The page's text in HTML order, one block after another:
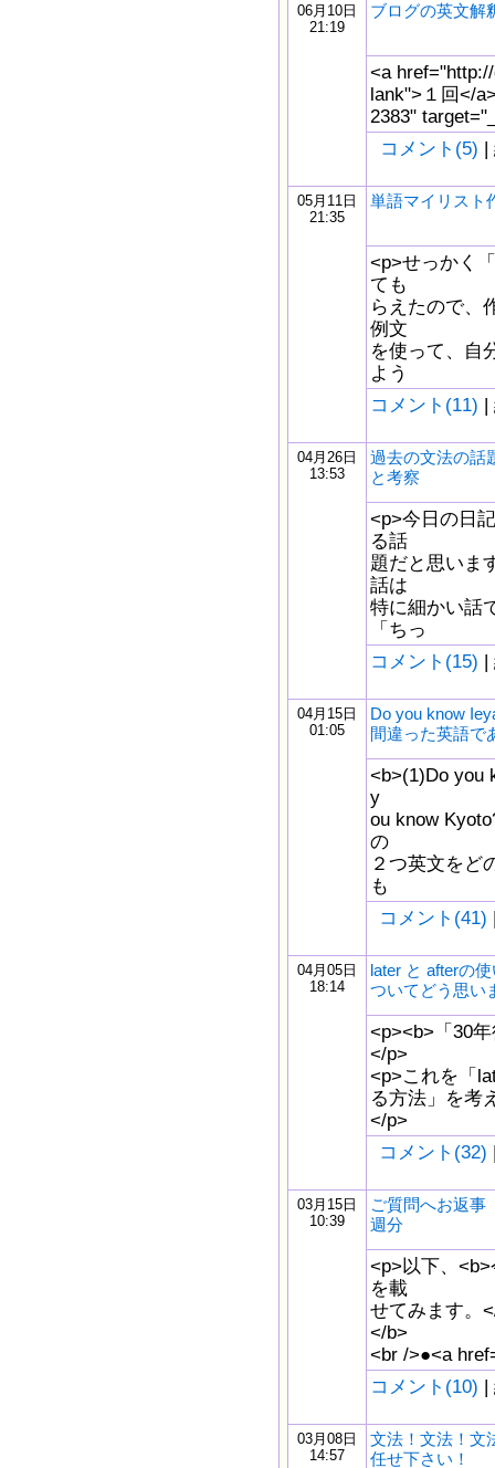
06月10日
21:19
ブログの英文解
<a
lank">１回</
2383"
コメント(5) |
05月11日
21:35
単語マイリスト
<p>せっかく
ても
らえたので、
例文
を使って、自
よう
コメント(11) |
04月26日
13:53
過去の文法の話
と考察
<p>今日の日
る話
題だと思いま
話は
特に細かい話
「ちっ
コメント(15) |
04月15日
01:05
Do you know
間違った英語で
<b>(1)Do you
y
ou know
の
２つ英文をど
も
コメント(41)
04月05日
18:14
later と afterの
ついてどう思い
<p><b>「30
</p>
<p>これを「
る方法」を考
</p>
コメント(32)
03月15日
10:39
ご質問へお返事
週分
<p>以下、
を載
せてみます。
</b>
<br />●<a
コメント(10) |
03月08日
14:57
文法！文法！文
任せ下さい！